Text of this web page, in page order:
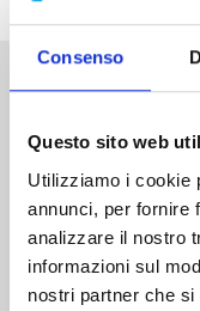
Consenso
Questo sito web
Utilizziamo i cookie
annunci, per fornire
analizzare il nostro
informazioni sul
nostri partner che